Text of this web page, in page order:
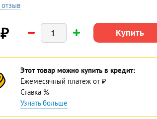
1 отзыв
₽ Купить
Этот товар можно купить в кредит:
Ежемесячный платеж от ₽
Ставка %
Узнать больше